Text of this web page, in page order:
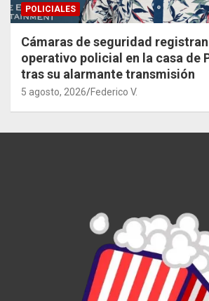
POLICIALES
Cámaras de seguridad
operativo policial en la casa de
tras su alarmante transmisión
5 agosto, 2026 Federico V.